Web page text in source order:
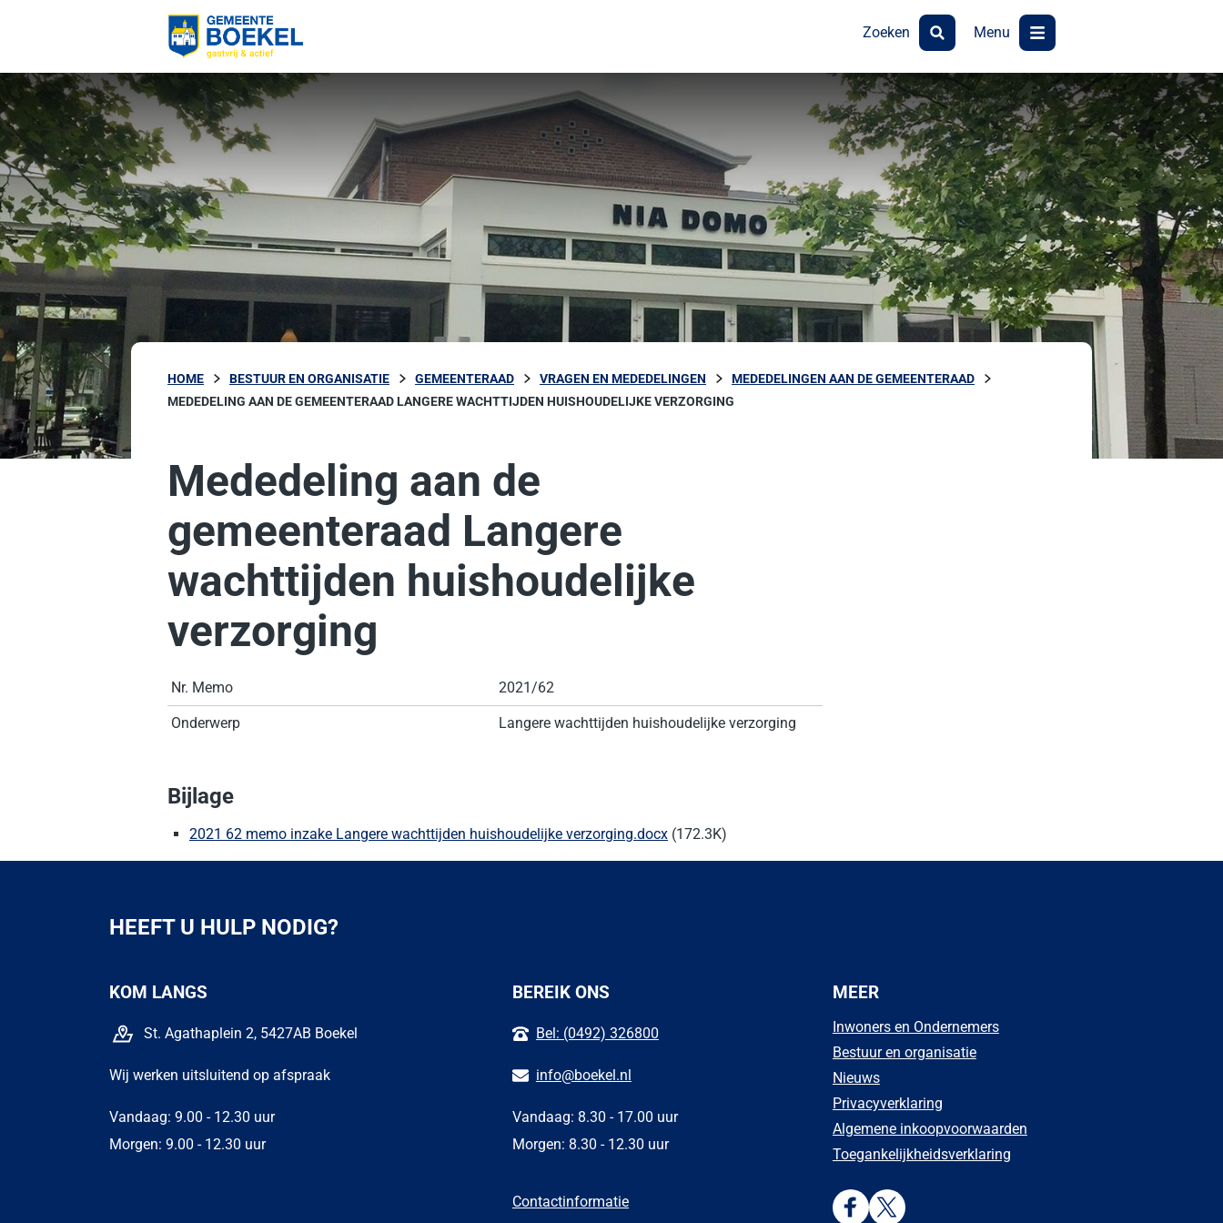
Zoeken Menu
HOME BESTUUR EN ORGANISATIE GEMEENTERAAD VRAGEN EN MEDEDELINGEN
MEDEDELINGEN AAN DE GEMEENTERAAD
MEDEDELING AAN DE GEMEENTERAAD LANGERE WACHTTIJDEN HUISHOUDELIJKE VERZORGING
Mededeling aan de
gemeenteraad Langere
wachttijden huishoudelijke
verzorging
Nr. Memo 2021/62
Onderwerp Langere wachttijden huishoudelijke verzorging
Bijlage
2021 62 memo inzake Langere wachttijden huishoudelijke verzorging.docx (172.3K)
HEEFT U HULP NODIG?
KOM LANGS
St. Agathaplein 2, 5427AB Boekel
Wij werken uitsluitend op afspraak
Vandaag: 9.00 - 12.30 uur
Morgen: 9.00 - 12.30 uur
BEREIK ONS
Bel: (0492) 326800
info@boekel.nl
Vandaag: 8.30 - 17.00 uur
Morgen: 8.30 - 12.30 uur
Contactinformatie
MEER
Inwoners en Ondernemers
Bestuur en organisatie
Nieuws
Privacyverklaring
Algemene inkoopvoorwaarden
Toegankelijkheidsverklaring